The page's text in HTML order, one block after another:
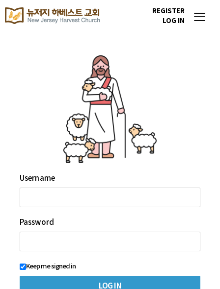
REGISTER
LOG IN
Username
Password
Keep me signed in